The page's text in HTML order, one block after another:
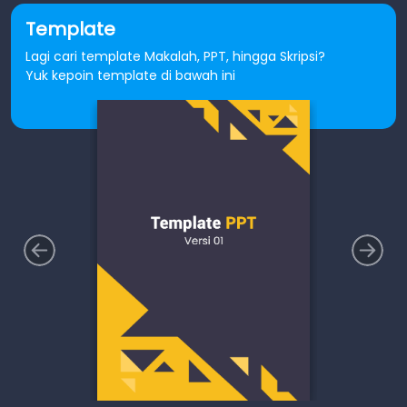
Template
Lagi cari template Makalah, PPT, hingga Skripsi?
Yuk kepoin template di bawah ini